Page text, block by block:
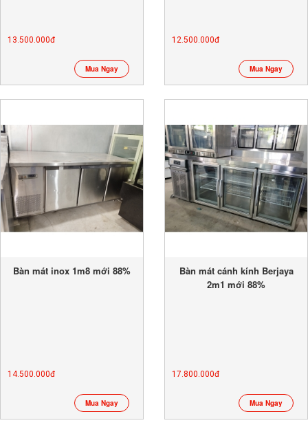
13.500.000đ
Mua Ngay
12.500.000đ
Mua Ngay
Bàn mát inox 1m8 mới 88%
14.500.000đ
Mua Ngay
Bàn mát cánh kính Berjaya
2m1 mới 88%
17.800.000đ
Mua Ngay